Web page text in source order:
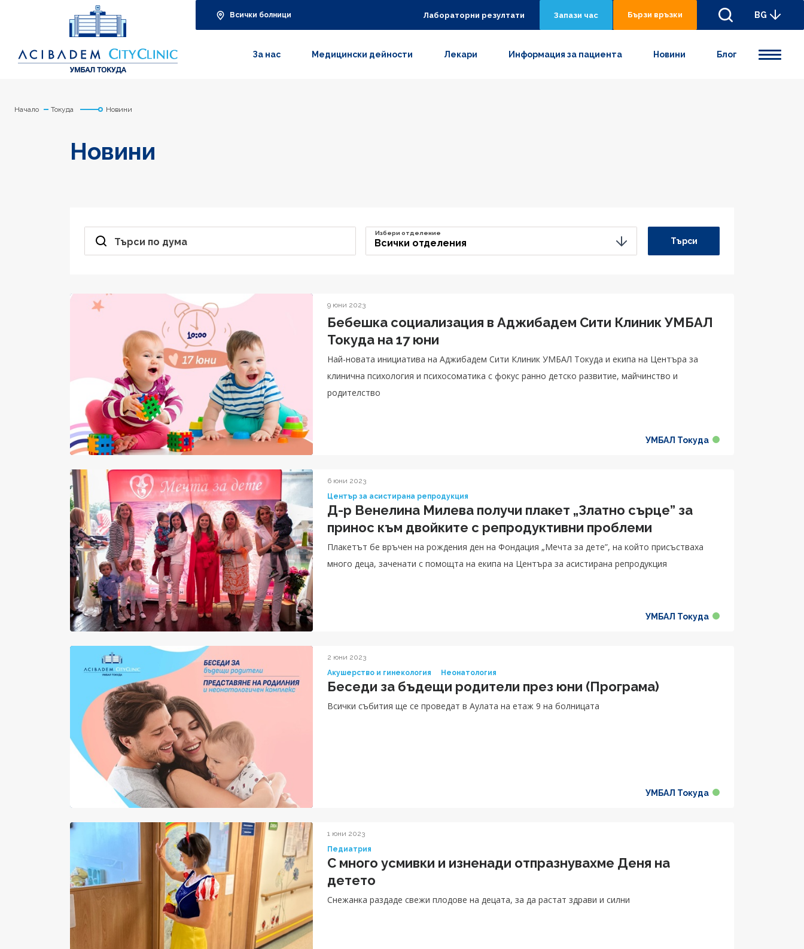
Всички болници Лабораторни резултати Запази час Бързи връзки BG
За нас Медицински дейности Лекари Информация за пациента Новини Блог
Начало Токуда Новини
Новини
Търси по дума Всички отделения
Избери отделение
Търси
9 юни 2023
Бебешка социализация в Аджибадем Сити Клиник УМБАЛ
Токуда на 17 юни
Най-новата инициатива на Аджибадем Сити Клиник УМБАЛ Токуда и екипа на Центъра за
клинична психология и психосоматика с фокус ранно детско развитие, майчинство и
родителство
УМБАЛ Токуда
6 юни 2023
Център за асистирана репродукция
Д-р Венелина Милева получи плакет „Златно сърце” за
принос към двойките с репродуктивни проблеми
Плакетът бе връчен на рождения ден на Фондация „Мечта за дете”, на който присъстваха
много деца, заченати с помощта на екипа на Центъра за асистирана репродукция
УМБАЛ Токуда
2 юни 2023
Акушерство и гинекология
Неонатология
Беседи за бъдещи родители през юни (Програма)
Всички събития ще се проведат в Аулата на етаж 9 на болницата
УМБАЛ Токуда
1 юни 2023
Педиатрия
С много усмивки и изненади отпразнувахме Деня на
детето
Снежанка раздаде свежи плодове на децата, за да растат здрави и силни